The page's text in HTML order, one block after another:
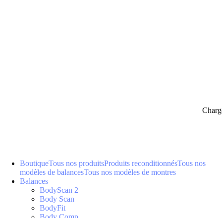
BoutiqueTous nos produitsProduits reconditionnésTous nos
modèles de balancesTous nos modèles de montres
Balances
BodyScan 2
Body Scan
BodyFit